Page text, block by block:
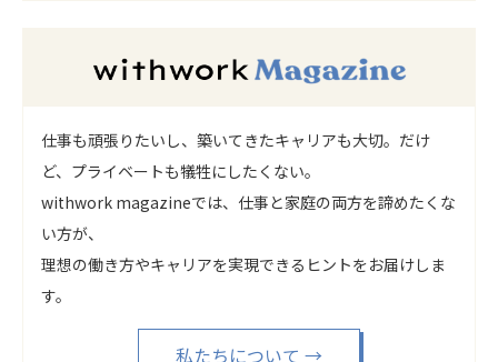
仕事も頑張りたいし、築いてきたキャリアも大切。だけ
ど、プライベートも犠牲にしたくない。
withwork magazineでは、仕事と家庭の両方を諦めたくな
い方が、
理想の働き方やキャリアを実現できるヒントをお届けしま
す。
私たちについて →